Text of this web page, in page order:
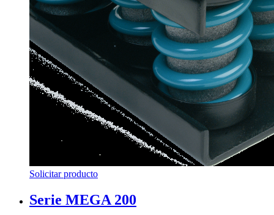
Solicitar producto
Serie MEGA 200